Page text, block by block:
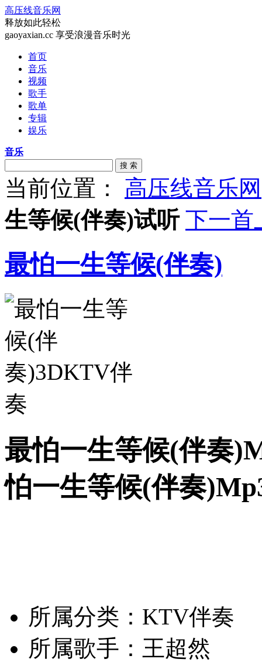
高压线音乐网
释放如此轻松
gaoyaxian.cc 享受浪漫音乐时光
首页
音乐
视频
歌手
歌单
专辑
娱乐
音乐
搜 索
当前位置： 高压线音乐网
生等候(伴奏)试听 下一首
最怕一生等候(伴奏)
最怕一生等候(伴奏
怕一生等候(伴奏
所属分类：KTV伴奏
所属歌手：王超然